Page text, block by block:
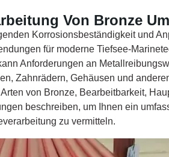
Von Bronze
Korrosionsbeständigkeit und
für moderne Tiefsee-
Anforderungen an
Zahnrädern, Gehäusen und
von Bronze, Bearbeitbarkeit,
beschreiben, um Ihnen ein
zu vermitteln.